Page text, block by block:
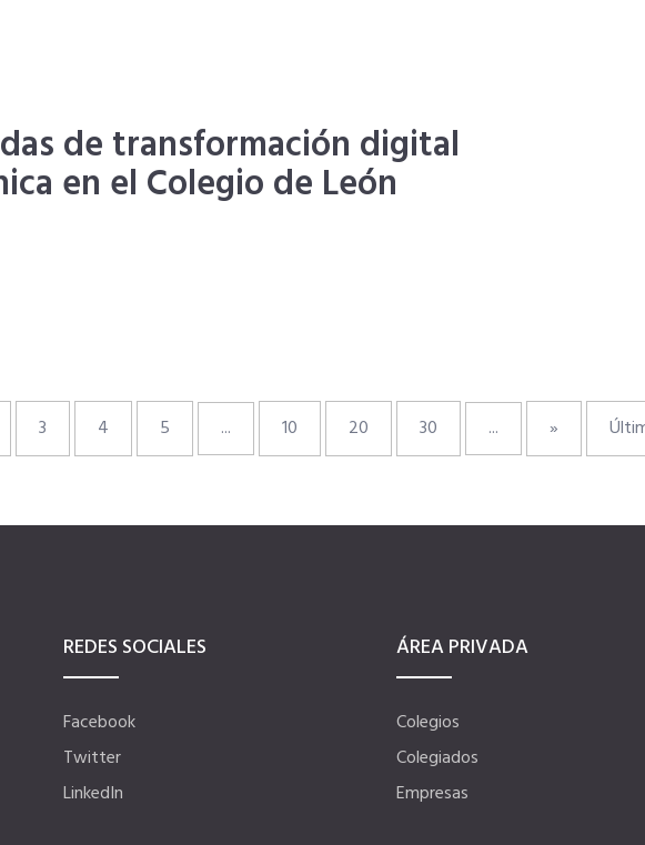
de transformación digital
en el Colegio de León
3 4 5 ... 10 20 30 ... »
REDES SOCIALES
Facebook
Twitter
LinkedIn
ÁREA PRIVADA
Colegios
Colegiados
Empresas